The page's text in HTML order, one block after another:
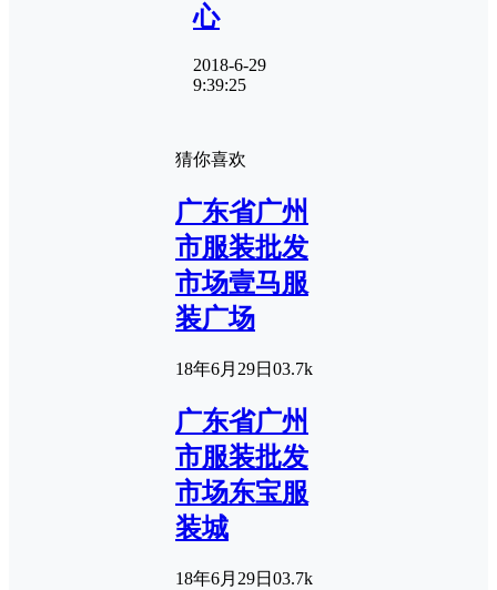
心
2018-6-29
9:39:25
猜你喜欢
广东省广州
市服装批发
市场壹马服
装广场
18年6月29日 03.7k
广东省广州
市服装批发
市场东宝服
装城
18年6月29日 03.7k